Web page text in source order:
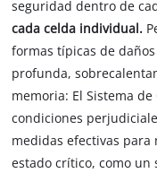
seguridad dentro de
cada celda individual.
formas típicas de
profunda,
memoria: El Sistema
condiciones
medidas efectivas
estado crítico, como